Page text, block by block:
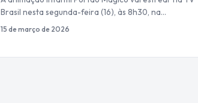
Brasil nesta segunda-feira (16), às 8h30, na…
15 de março de 2026